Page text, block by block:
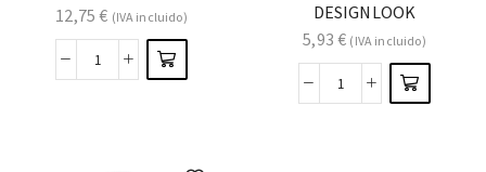
12,75€ (IVA incluido)
DESIGNLOOK
5,93€ (IVA incluido)